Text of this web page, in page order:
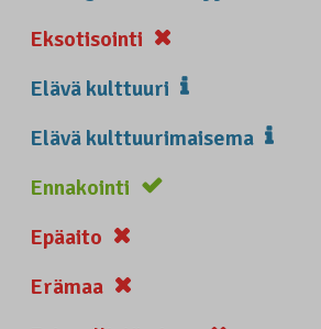
Eksotisointi
Elävä kulttuuri
Elävä kulttuurimaisema
Ennakointi
Epäaito
Erämaa